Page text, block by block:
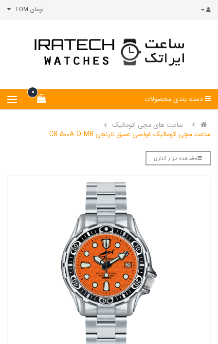
تومان TOM
0
دسته بندی محصولات
ساعت های مچی اتوماتیک
ساعت مچی اتوماتیک غواصی عمیق نارنجی CB-500A-O-MB
مشاهده نوار کناری